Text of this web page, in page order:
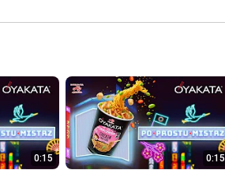
0:15 0:15